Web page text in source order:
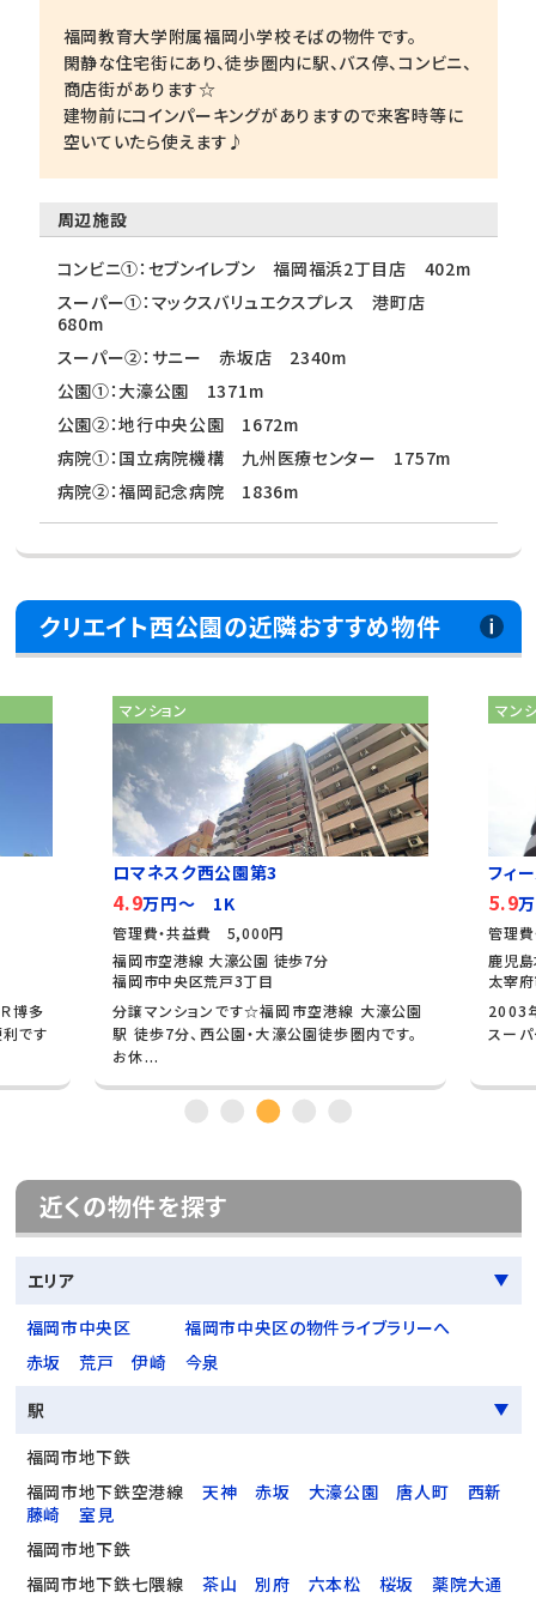
福岡教育大学附属福岡小学校そばの物件です。
閑静な住宅街にあり、徒歩圏内に駅、バス停、コンビニ、
商店街があります☆
建物前にコインパーキングがありますので来客時等に
空いていたら使えます♪
周辺施設
コンビニ①：セブンイレブン 福岡福浜2丁目店 402m
スーパー①：マックスバリュエクスプレス 港町店
680m
スーパー②：サニー 赤坂店 2340m
公園①：大濠公園 1371m
公園②：地行中央公園 1672m
病院①：国立病院機構 九州医療センター 1757m
病院②：福岡記念病院 1836m
クリエイト西公園の近隣おすすめ物件
博多
です
マンション
ロマネスク西公園第3
4.9万円～ 1K
管理費・共益費 5,000円
福岡市空港線 大濠公園 徒歩7分
福岡市中央区荒戸3丁目
分譲マンションです☆福岡市空港線 大濠公園
駅 徒歩7分、西公園・大濠公園徒歩圏内です。
お休...
マン
フィ
5.9
管理
鹿児
太宰
2003
スーパ
近くの物件を探す
エリア
福岡市中央区
福岡市中央区の物件ライブラリーへ
赤坂
荒戸 伊崎
今泉
駅
福岡市地下鉄
福岡市地下鉄空港線
天神 赤坂 大濠公園 唐人町
西新
藤崎
室見
福岡市地下鉄
福岡市地下鉄七隈線
茶山 別府 六本松 桜坂 薬院大通